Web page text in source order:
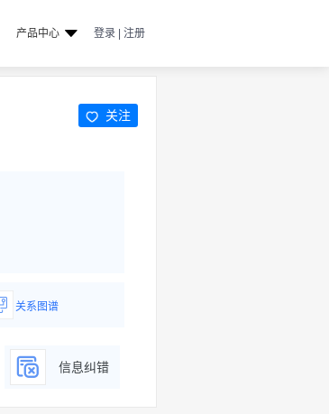
产品中心 登录 | 注册
关注
关系图谱
信息纠错